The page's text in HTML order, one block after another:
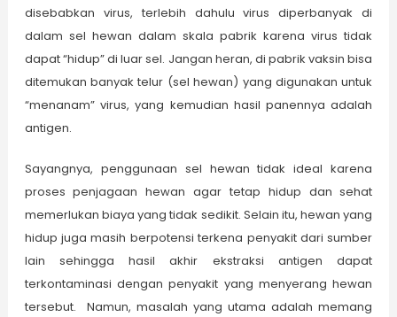
disebabkan virus, terlebih dahulu virus diperbanyak di
dalam sel hewan dalam skala pabrik karena virus tidak
dapat “hidup” di luar sel. Jangan heran, di pabrik vaksin bisa
ditemukan banyak telur (sel hewan) yang digunakan untuk
“menanam” virus, yang kemudian hasil panennya adalah
antigen.
Sayangnya, penggunaan sel hewan tidak ideal karena
proses penjagaan hewan agar tetap hidup dan sehat
memerlukan biaya yang tidak sedikit. Selain itu, hewan yang
hidup juga masih berpotensi terkena penyakit dari sumber
lain sehingga hasil akhir ekstraksi antigen dapat
terkontaminasi dengan penyakit yang menyerang hewan
tersebut. Namun, masalah yang utama adalah memang